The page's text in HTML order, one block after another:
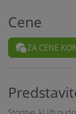
Cene
ZA CENE